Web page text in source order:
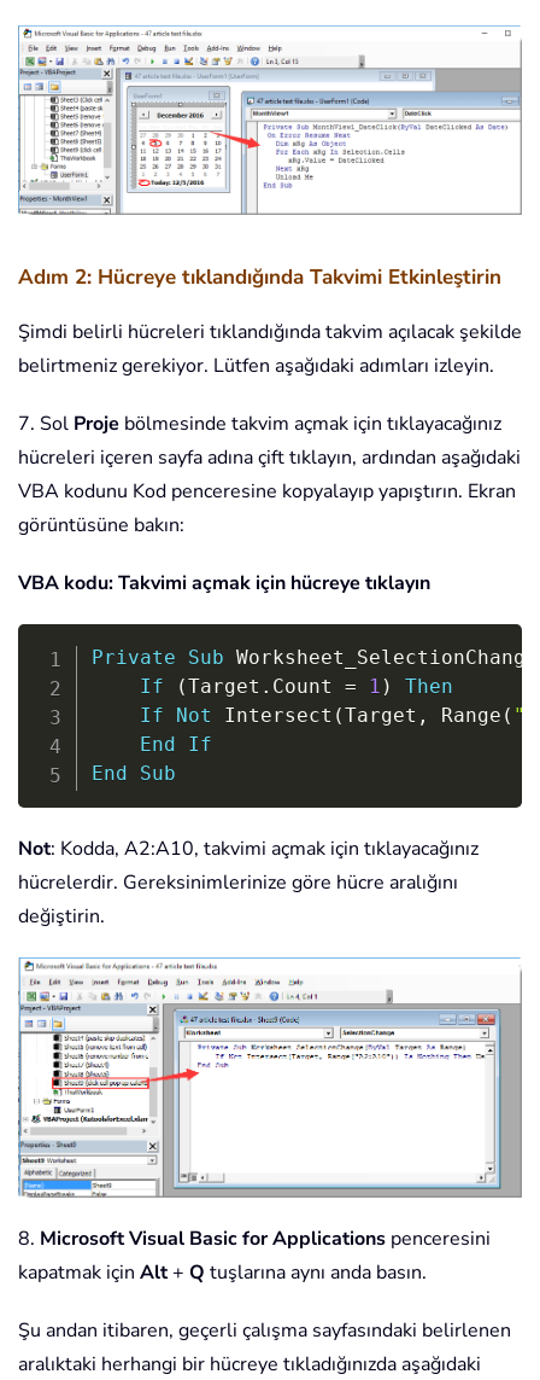
Adım 2: Hücreye tıklandığında Takvimi Etkinleştirin
Şimdi belirli hücreleri tıklandığında takvim açılacak şekilde
belirtmeniz gerekiyor. Lütfen aşağıdaki adımları izleyin.
7. Sol Proje bölmesinde takvim açmak için tıklayacağınız
hücreleri içeren sayfa adına çift tıklayın, ardından aşağıdaki
VBA kodunu Kod penceresine kopyalayıp yapıştırın. Ekran
görüntüsüne bakın:
VBA kodu: Takvimi açmak için hücreye tıklayın
Private Sub Worksheet_SelectionChange
If
(Target . Count = 1 )
Then
If
Not Intersect (Target , Range (
End
If
End
Sub
Copy
Not: Kodda, A2:A10, takvimi açmak için tıklayacağınız
hücrelerdir. Gereksinimlerinize göre hücre aralığını
değiştirin.
8. Microsoft Visual Basic for Applications penceresini
kapatmak için Alt+ Q tuşlarına aynı anda basın.
Şu andan itibaren, geçerli çalışma sayfasındaki belirlenen
aralıktaki herhangi bir hücreye tıkladığınızda aşağıdaki